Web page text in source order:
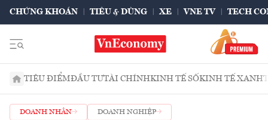
CHỨNG KHOÁN TIÊU & DÙNG XE VNE TV TECH
TIÊU ĐIỂMĐẦU TƯTÀI CHÍNHKINH TẾ SỐKINH TẾ XANH
DOANH NHÂN DOANH NGHIỆP